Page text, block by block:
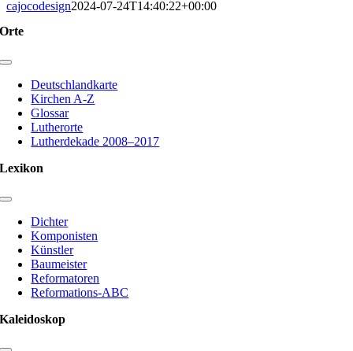
cajocodesign2024-07-24T14:40:22+00:00
Orte
Toggle
NavigationDeutschlandkarte
Kirchen A-Z
Glossar
Lutherorte
Lutherdekade 2008–2017
Lexikon
Toggle
Navigation
Dichter
Komponisten
Künstler
Baumeister
Reformatoren
Reformations-ABC
Kaleidoskop